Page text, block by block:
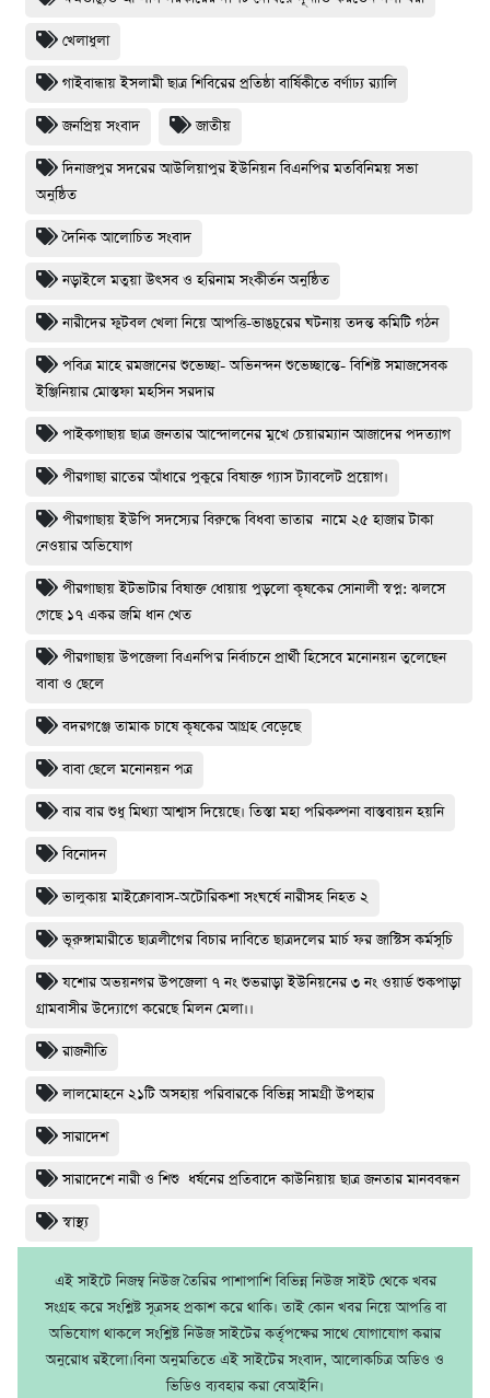
খেলাধুলা
গাইবান্ধায় ইসলামী ছাত্র শিবিরের প্রতিষ্ঠা বার্ষিকীতে বর্ণাঢ্য র‌্যালি
জনপ্রিয় সংবাদ জাতীয়
দিনাজপুর সদরের আউলিয়াপুর ইউনিয়ন বিএনপির মতবিনিময় সভা
অনুষ্ঠিত
দৈনিক আলোচিত সংবাদ
নড়াইলে মতুয়া উৎসব ও হরিনাম সংকীর্তন অনুষ্ঠিত
নারীদের ফুটবল খেলা নিয়ে আপত্তি-ভাঙচুরের ঘটনায় তদন্ত কমিটি গঠন
পবিত্র মাহে রমজানের শুভেচ্ছা- অভিনন্দন শুভেচ্ছান্তে- বিশিষ্ট সমাজসেবক
ইঞ্জিনিয়ার মোস্তফা মহসিন সরদার
পাইকগাছায় ছাত্র জনতার আন্দোলনের মুখে চেয়ারম্যান আজাদের পদত্যাগ
পীরগাছা রাতের আঁধারে পুকুরে বিষাক্ত গ্যাস ট্যাবলেট প্রয়োগ।
পীরগাছায় ইউপি সদস্যের বিরুদ্ধে বিধবা ভাতার নামে ২৫ হাজার টাকা
নেওয়ার অভিযোগ
পীরগাছায় ইটভাটার বিষাক্ত ধোয়ায় পুড়লো কৃষকের সোনালী স্বপ্ন: ঝলসে
গেছে ১৭ একর জমি ধান খেত
পীরগাছায় উপজেলা বিএনপি'র নির্বাচনে প্রার্থী হিসেবে মনোনয়ন তুলেছেন
বাবা ও ছেলে
বদরগঞ্জে তামাক চাষে কৃষকের আগ্রহ বেড়েছে
বাবা ছেলে মনোনয়ন পত্র
বার বার শুধু মিথ্যা আশ্বাস দিয়েছে। তিস্তা মহা পরিকল্পনা বাস্তবায়ন হয়নি
বিনোদন
ভালুকায় মাইক্রোবাস-অটোরিকশা সংঘর্ষে নারীসহ নিহত ২
ভূরুঙ্গামারীতে ছাত্রলীগের বিচার দাবিতে ছাত্রদলের মার্চ ফর জাস্টিস কর্মসূচি
যশোর অভয়নগর উপজেলা ৭ নং শুভরাড়া ইউনিয়নের ৩ নং ওয়ার্ড শুকপাড়া
গ্রামবাসীর উদ্যোগে করেছে মিলন মেলা।।
রাজনীতি
লালমোহনে ২১টি অসহায় পরিবারকে বিভিন্ন সামগ্রী উপহার
সারাদেশ
সারাদেশে নারী ও শিশু ধর্ষনের প্রতিবাদে কাউনিয়ায় ছাত্র জনতার মানববন্ধন
স্বাস্থ্য
এই সাইটে নিজম্ব নিউজ তৈরির পাশাপাশি বিভিন্ন নিউজ সাইট থেকে খবর
সংগ্রহ করে সংশ্লিষ্ট সূত্রসহ প্রকাশ করে থাকি। তাই কোন খবর নিয়ে আপত্তি বা
অভিযোগ থাকলে সংশ্লিষ্ট নিউজ সাইটের কর্তৃপক্ষের সাথে যোগাযোগ করার
অনুরোধ রইলো।বিনা অনুমতিতে এই সাইটের সংবাদ, আলোকচিত্র অডিও ও
ভিডিও ব্যবহার করা বেআইনি।